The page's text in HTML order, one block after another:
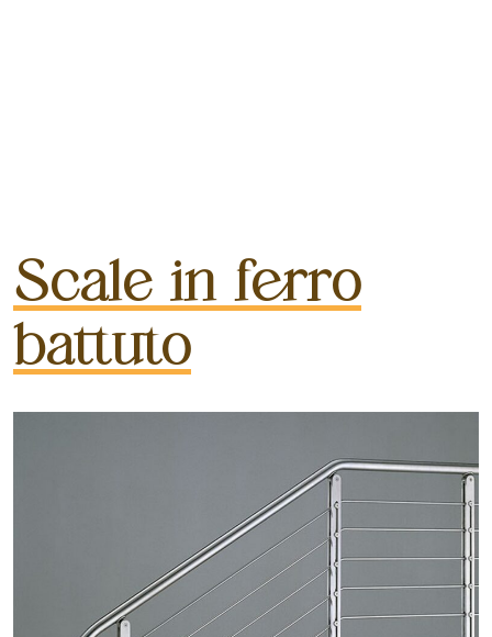
Scale in ferro
battuto